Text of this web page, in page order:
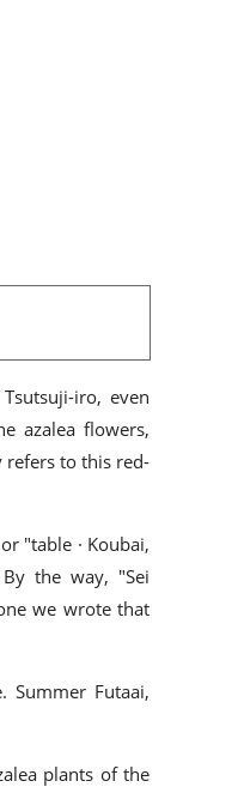
iro, even
azalea flowers,
refers to this red-
"table · Koubai,
the way, "Sei
we wrote that
Summer Futaai,
plants of the